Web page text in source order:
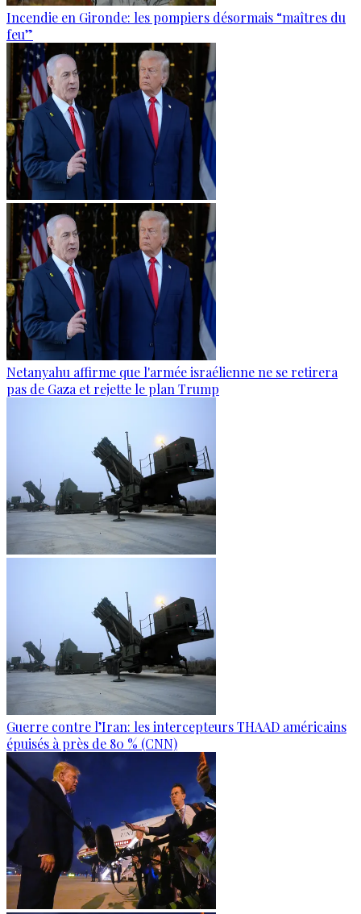
Incendie en Gironde: les pompiers désormais “maîtres du
feu”
Netanyahu affirme que l'armée israélienne ne se retirera
pas de Gaza et rejette le plan Trump
Guerre contre l’Iran: les intercepteurs THAAD américains
épuisés à près de 80 % (CNN)